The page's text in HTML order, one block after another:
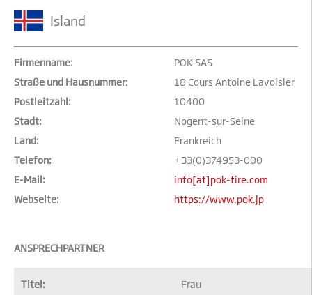
Island
Firmenname:
POK SAS
Straße und Hausnummer:
18 Cours Antoine Lavoisier
Postleitzahl:
10400
Stadt:
Nogent-sur-Seine
Land:
Frankreich
Telefon:
+33(0)374953-000
E-Mail:
info[at]pok-fire.com
Webseite:
https://www.pok.jp
ANSPRECHPARTNER
Titel:
Frau